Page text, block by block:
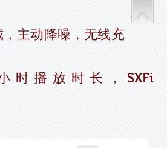
主动降噪，无线充
时播放时长，SXFi